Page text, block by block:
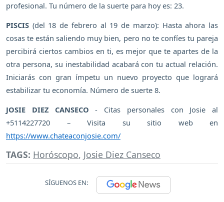
profesional. Tu número de la suerte para hoy es: 23.
PISCIS (del 18 de febrero al 19 de marzo): Hasta ahora las
cosas te están saliendo muy bien, pero no te confíes tu pareja
percibirá ciertos cambios en ti, es mejor que te apartes de la
otra persona, su inestabilidad acabará con tu actual relación.
Iniciarás con gran ímpetu un nuevo proyecto que logrará
estabilizar tu economía. Número de suerte 8.
JOSIE DIEZ CANSECO - Citas personales con Josie al
+5114227720 – Visita su sitio web en
https://www.chateaconjosie.com/
TAGS: Horóscopo, Josie Diez Canseco
SÍGUENOS EN: